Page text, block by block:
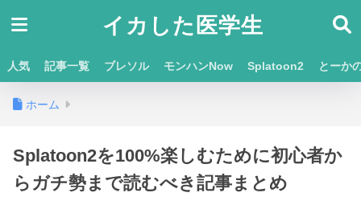
イカした医学生
人気 記事一覧 ブレソル モンハンNow Splatoon2 とーか
ホーム
Splatoon2を100%楽しむために初心者か
らガチ勢まで読むべき記事まとめ